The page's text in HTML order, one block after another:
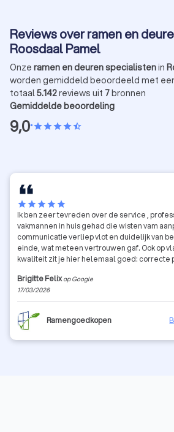
Reviews over ramen en
Roosdaal Pamel
Onze ramen en deuren specialistenin
worden gemiddeld beoordeeld met
totaal5.142reviews uit 7bronnen
Gemiddelde beoordeling
9,0•starstarstarstarstar_half
starstarstarstarstar
Ik ben zeer tevreden over de service ,
vakmannen in huis gehad die wisten vam
communicatie verliep vlot en duidelijk van
einde, wat meteen vertrouwen gaf. Ook op
kwaliteit zit je hier helemaal goed: correcte
professioneel en netjes uitgevoerd, met oog
Kortom, een betrouwbare firma die doet wat
Zeker een aanrader voor wie op zoek is
goede service!
Brigitte Felix op Google
17/03/2026
Ramengoedkopen